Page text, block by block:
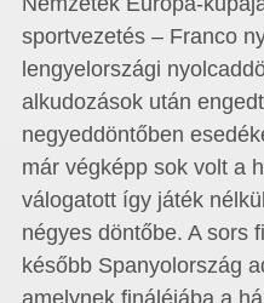
sportvezetés – Franco
lengyelországi
alkudozások után
negyeddöntőben
már végképp sok volt a
válogatott így játék
négyes döntőbe. A sors
később Spanyolország
amelynek fináléjába a